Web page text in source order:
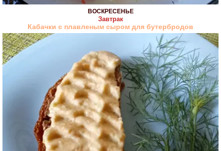
ВОСКРЕСЕНЬЕ
Завтрак
Кабачки с плавленым сыром для бутербродов